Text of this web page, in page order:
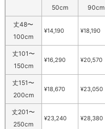
50cm
90cm
丈48〜
100cm
¥14,190 ¥18,190
丈101〜
150cm
¥16,290 ¥20,570
丈151〜
200cm
¥18,670 ¥23,050
丈201〜
250cm
¥23,240 ¥28,380